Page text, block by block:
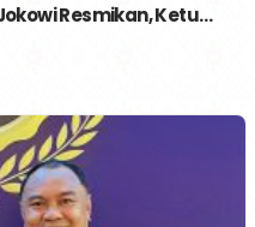
Resmikan, Ketu…